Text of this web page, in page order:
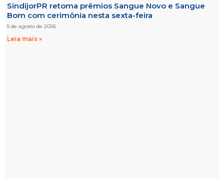
SindijorPR retoma prêmios Sangue Novo e Sangue
Bom com cerimônia nesta sexta-feira
5 de agosto de 2026
Leia mais »